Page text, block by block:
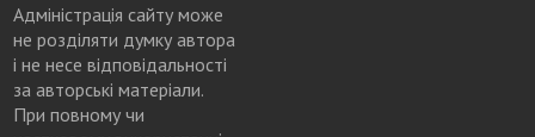
Адміністрація сайту може
не розділяти думку автора
і не несе відповідальності
за авторські матеріали.
При повному чи